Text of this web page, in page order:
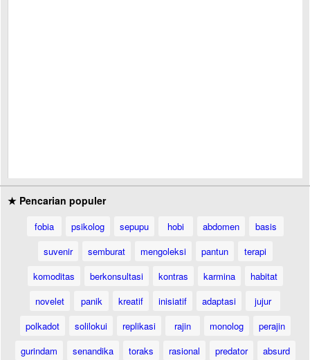
★ Pencarian populer
fobia psikolog sepupu hobi abdomen
basis
suvenir
semburat mengoleksi pantun
terapi
komoditas
berkonsultasi kontras karmina
habitat
novelet
panik kreatif inisiatif adaptasi
jujur
polkadot
solilokui replikasi rajin monolog
perajin
gurindam
senandika toraks rasional predator
absurd